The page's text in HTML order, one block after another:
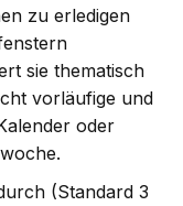
zu erledigen
sie thematisch
vorläufige und
oder
(Standard 3